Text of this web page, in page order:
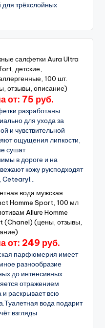
для трёхслойных
салфетки Aura Ultra
детские,
100 шт.
отзывы, описание)
от: 75 руб.
разработаны
для ухода за
и чувствительной
ощущения липкости,
сушат
в дороге и на
кожу рук;подходят
Cetearyl...
вода мужская
Homme Sport, 100 мл
Allure Homme
(Chanel) (цены, отзывы,
от: 249 руб.
парфюмерия имеет
разнообразие
до интенсивных
отражением
и раскрывает всю
вода подарит
взгляды